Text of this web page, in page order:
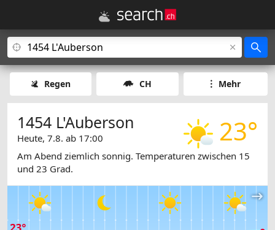
Regen CH Mehr
23°
1454 L'Auberson
Heute, 7.8. ab 17:00
Am Abend ziemlich sonnig. Temperaturen zwischen 15
und 23 Grad.